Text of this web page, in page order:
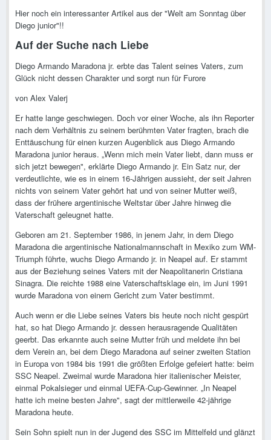
Hier noch ein interessanter Artikel aus der "Welt am Sonntag über
Diego junior"!!
Auf der Suche nach Liebe
Diego Armando Maradona jr. erbte das Talent seines Vaters, zum
Glück nicht dessen Charakter und sorgt nun für Furore
von Alex Valerj
Er hatte lange geschwiegen. Doch vor einer Woche, als ihn Reporter
nach dem Verhältnis zu seinem berühmten Vater fragten, brach die
Enttäuschung für einen kurzen Augenblick aus Diego Armando
Maradona junior heraus. „Wenn mich mein Vater liebt, dann muss er
sich jetzt bewegen", erklärte Diego Armando jr. Ein Satz nur, der
verdeutlichte, wie es in einem 16-Jährigen aussieht, der seit Jahren
nichts von seinem Vater gehört hat und von seiner Mutter weiß,
dass der frühere argentinische Weltstar über Jahre hinweg die
Vaterschaft geleugnet hatte.
Geboren am 21. September 1986, in jenem Jahr, in dem Diego
Maradona die argentinische Nationalmannschaft in Mexiko zum WM-
Triumph führte, wuchs Diego Armando jr. in Neapel auf. Er stammt
aus der Beziehung seines Vaters mit der Neapolitanerin Cristiana
Sinagra. Die reichte 1988 eine Vaterschaftsklage ein, im Juni 1991
wurde Maradona von einem Gericht zum Vater bestimmt.
Auch wenn er die Liebe seines Vaters bis heute noch nicht gespürt
hat, so hat Diego Armando jr. dessen herausragende Qualitäten
geerbt. Das erkannte auch seine Mutter früh und meldete ihn bei
dem Verein an, bei dem Diego Maradona auf seiner zweiten Station
in Europa von 1984 bis 1991 die größten Erfolge gefeiert hatte: beim
SSC Neapel. Zweimal wurde Maradona hier italienischer Meister,
einmal Pokalsieger und einmal UEFA-Cup-Gewinner. „In Neapel
hatte ich meine besten Jahre", sagt der mittlerweile 42-jährige
Maradona heute.
Sein Sohn spielt nun in der Jugend des SSC im Mittelfeld und glänzt